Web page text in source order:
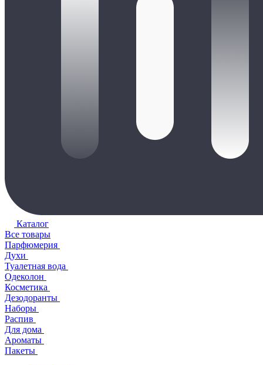
Каталог
Все товары
Парфюмерия
Духи
Туалетная вода
Одеколон
Косметика
Дезодоранты
Наборы
Распив
Для дома
Ароматы
Пакеты